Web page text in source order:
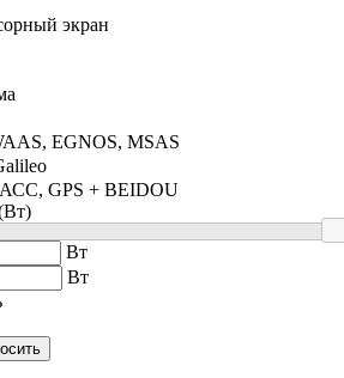
экран
EGNOS, MSAS
GPS + BEIDOU
Вт
Вт